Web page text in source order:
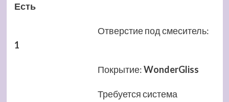
Есть
Отверстие под смеситель:
1
Покрытие:WonderGliss
Требуется система